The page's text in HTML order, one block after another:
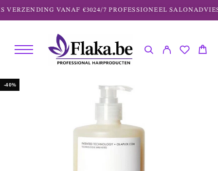
VERZENDING VANAF €3024/7 PROFESSIONEEL SALONADVIES
-40%